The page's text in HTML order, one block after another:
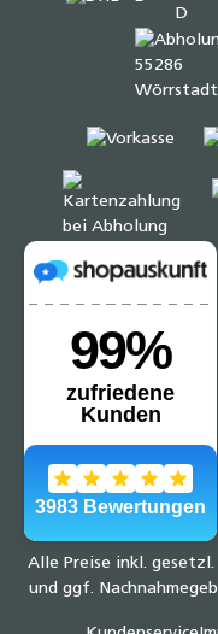
Alle Preise inkl.
und ggf.